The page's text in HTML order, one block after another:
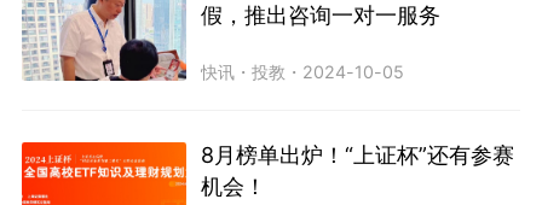
假，推出咨询一对一服务
快讯 ・投教 ・ 2024-10-05
8月榜单出炉！“上证杯”还有参赛
机会！